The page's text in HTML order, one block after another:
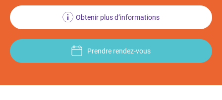
Obtenir plus d’informations
Prendre rendez-vous